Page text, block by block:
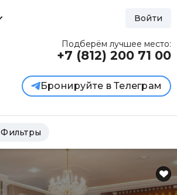
Войти
Подберём лучшее место:
+7 (812) 200 71 00
Бронируйте в Телеграм
Фильтры